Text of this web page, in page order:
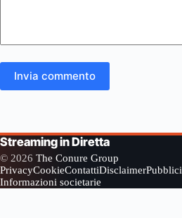
Invia commento
Streaming in Diretta
© 2026 The Conure Group
PrivacyCookieContattiDisclaimer
Informazioni societarie